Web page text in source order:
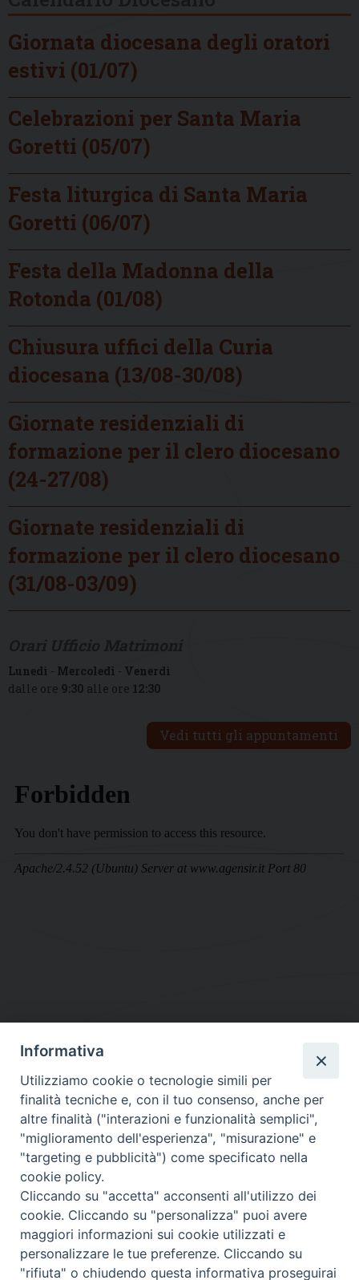
Giornata diocesana degli oratori
estivi (01/07)
Celebrazioni per Santa Maria
Goretti (05/07)
Festa liturgica di Santa Maria
Goretti (06/07)
Festa della Madonna della
Rotonda (01/08)
Chiusura uffici della Curia
diocesana (13/08-30/08)
Giornate residenziali di
formazione per il clero diocesano
(24-27/08)
Giornate residenziali di
formazione per il clero diocesano
(31/08-03/09)
Lunedì - Mercoledì - Venerdì
dalle ore 9:30 alle ore 12:30
Vedi tutti gli appuntamenti
DIOCESI SUBURBICARIA DI ALBANO
Contatti:Tel.: 06.93268401 - Fax.: 06.9323844
E-mail:curia@diocesidialbano.it
Orari: dal Lunedì al Venerdì Ore: 9:00 - 13:00
Lunedì, Mercoledì e Venerdì, Ore 9:30 - 12:30
Informativa
Utilizziamo cookie o tecnologie simili per
finalità tecniche e, con il tuo consenso, anche per
altre finalità ("interazioni e funzionalità semplici",
"miglioramento dell'esperienza", "misurazione" e
"targeting e pubblicità") come specificato nella
cookie policy.
Cliccando su "accetta" acconsenti all'utilizzo dei
cookie. Cliccando su "personalizza" puoi avere
maggiori informazioni sui cookie utilizzati e
personalizzare le tue preferenze. Cliccando su
"rifiuta" o chiudendo questa informativa proseguirai